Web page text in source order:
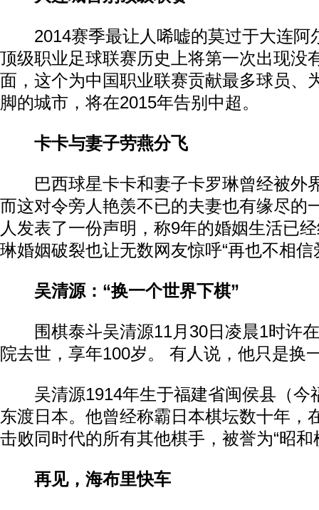
2014赛季最让人唏嘘的莫过于大连阿
顶级职业足球联赛历史上将第一次出现没
面，这个为中国职业联赛贡献最多球员、
脚的城市，将在2015年告别中超。
卡卡与妻子劳燕分飞
巴西球星卡卡和妻子卡罗琳曾经被外
而这对令旁人艳羡不已的夫妻也有缘尽的
人发表了一份声明，称9年的婚姻生活已
琳婚姻破裂也让无数网友惊呼“再也不相信
吴清源：“换一个世界下棋”
围棋泰斗吴清源11月30日凌晨1时许在
院去世，享年100岁。 有人说，他只是换
吴清源1914年生于福建省闽侯县（今
东渡日本。他曾经称霸日本棋坛数十年，
击败同时代的所有其他棋手，被誉为“昭和
再见，海布里快车